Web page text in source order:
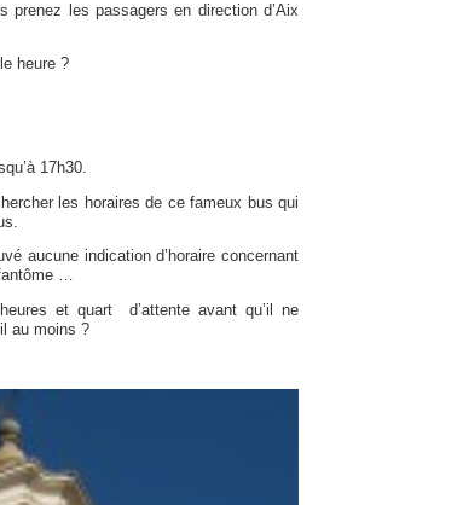
prenez les passagers en direction d’Aix
heure ?
17h30.
les horaires de ce fameux bus qui
aucune indication d’horaire concernant
…
et quart d’attente avant qu’il ne
au moins ?